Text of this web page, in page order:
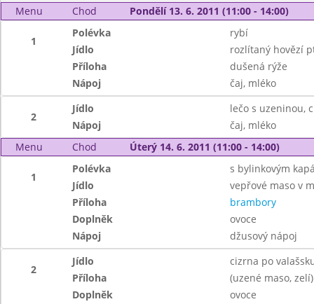
Menu Chod Pondělí 13. 6. 2011 (11:00 - 14:00)
1
Polévka
rybí
Jídlo
rozlítaný hovězí
Příloha
dušená rýže
Nápoj
čaj, mléko
2
Jídlo
lečo s uzeninou,
Nápoj
čaj, mléko
Menu
Chod Úterý 14. 6. 2011 (11:00 - 14:00)
1
Polévka
s bylinkovým
Jídlo
vepřové maso v
Příloha
brambory
Doplněk
ovoce
Nápoj
džusový nápoj
2
Jídlo
cizrna po
Příloha
(uzené maso, zelí)
Doplněk
ovoce